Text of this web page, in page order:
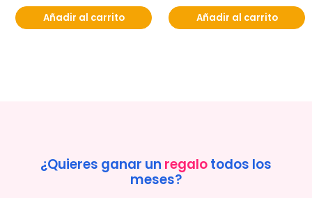
Añadir al carrito Añadir al carrito
¿Quieres ganar un regalotodos los
meses?